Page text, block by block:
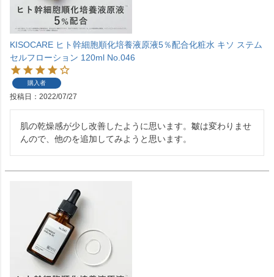
KISOCARE ヒト幹細胞順化培養液原液5％配合化粧水 キソ ステム
セルフローション 120ml No.046
購入者
投稿日 2022/07/27
肌の乾燥感が少し改善したように思います。皺は変わりませ
んので、他のを追加してみようと思います。